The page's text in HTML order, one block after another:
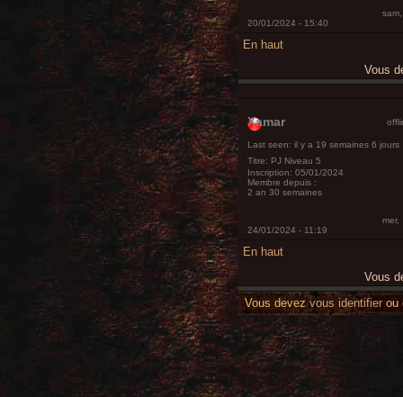
sam,
20/01/2024 - 15:40
En haut
Vous
Xamar
Last seen: il y a 19 semaines 6 jours
Titre: PJ Niveau 5
Inscription: 05/01/2024
Membre depuis :
2 an 30 semaines
mer,
24/01/2024 - 11:19
En haut
Vous
Vous devez vous identifier ou